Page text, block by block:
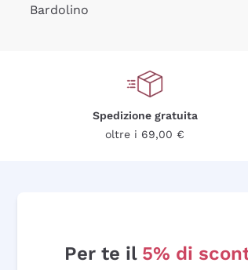
Bardolino
Spedizione gratuita
oltre i 69,00 €
Per te il 5% di